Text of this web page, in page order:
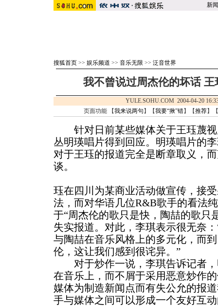
新闻
搜狐首页 >> 娱乐频道 >> 音乐无限 >> 泛音世界
我不曾说过周杰伦的坏话
YULE.SOHU.COM 2004-04-20
页面功能 【我来说两句 】【我要“揪”错】【推荐】
针对日前某些媒体关于王珏蔑视
丛明瑛唱片得到回应。明瑛唱片的
对于王珏的报道完全是断章取义，
谈。
珏在四川为某商业活动做宣传，接
法，而对华语几位R&B歌手的看法
于“周杰伦的歌只是快，陶喆的歌只
失实报道。对此，李琪表示很无奈
与陶喆在音乐风格上的多元化，而
伦，这让我们感到很诧异。”
对于炒作一说，李琪告诉记者，
在音乐上，而不屑于采用恶意炒作
媒体为制造新闻点而有失公允的报
手与媒体之间可以形成一个友好互